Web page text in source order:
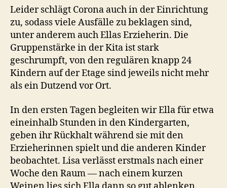
Leider schlägt Corona auch in der Einrichtung
zu, sodass viele Ausfälle zu beklagen sind,
unter anderem auch Ellas Erzieherin. Die
Gruppenstärke in der Kita ist stark
geschrumpft, von den regulären knapp 24
Kindern auf der Etage sind jeweils nicht mehr
als ein Dutzend vor Ort.
In den ersten Tagen begleiten wir Ella für etwa
eineinhalb Stunden in den Kindergarten,
geben ihr Rückhalt während sie mit den
Erzieherinnen spielt und die anderen Kinder
beobachtet. Lisa verlässt erstmals nach einer
Woche den Raum — nach einem kurzen